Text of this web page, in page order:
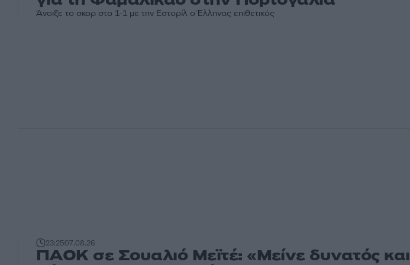
Άνοιξε το σκορ στο 1-1 με την Εστορίλ ο Έλληνας επιθετικός
23:2507.08.26
ΠΑΟΚ σε Σουαλιό Μεϊτέ: «Μείνε δυνατός και